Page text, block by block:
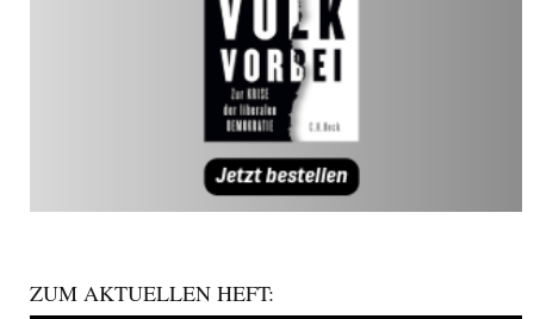
ZUM AKTUELLEN HEFT: